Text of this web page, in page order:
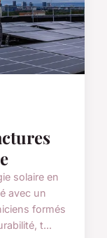
solaire en
avec un
formés
t...